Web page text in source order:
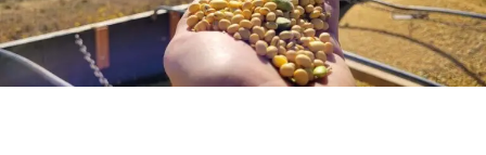
Site: Aprosoja/MS
presença de camada compactada (Figura 1).